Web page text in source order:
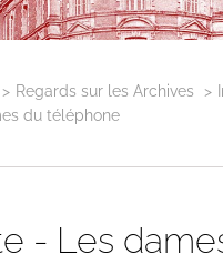
Regards sur les Archives
du téléphone
- Les